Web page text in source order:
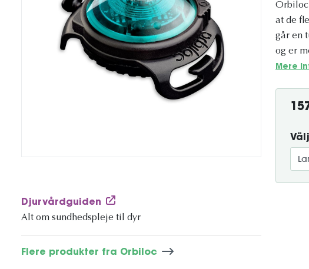
Djurvårdguiden
Alt om sundhedspleje til dyr
Flere produkter fra Orbiloc
Orbiloc
at de
går en
og er
Mere